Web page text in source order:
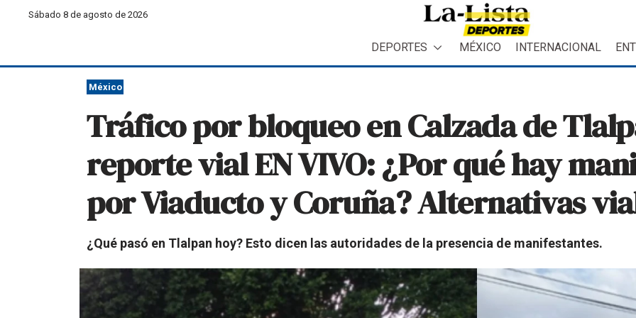
Sábado 8 de agosto de 2026
DEPORTES MÉXICO INTERNACIONAL
México
Tráfico por bloqueo en Calzada de
reporte vial EN VIVO: ¿Por qué hay
por Viaducto y Coruña? Alternativas
¿Qué pasó en Tlalpan hoy? Esto dicen las autoridades de la presencia de manifestantes.